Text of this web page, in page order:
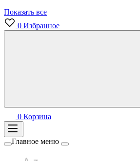
Показать все
0 Избранное
0 Корзина
Главное меню